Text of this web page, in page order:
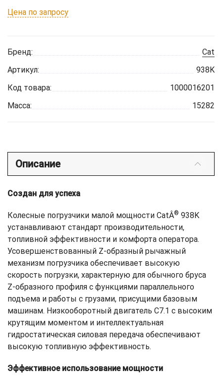
Цена по запросу
Бренд:
Cat
Артикул:
938K
Код товара:
1000016201
Масса:
15282
Описание
Создан для успеха
Колесные погрузчики малой мощности CatÂ® 938K
устанавливают стандарт производительности,
топливной эффективности и комфорта оператора.
Усовершенствованный Z-образный рычажный
механизм погрузчика обеспечивает высокую
скорость погрузки, характерную для обычного бруса
Z-образного профиля с функциями параллельного
подъема и работы с грузами, присущими базовым
машинам. Низкооборотный двигатель C7.1 с высоким
крутящим моментом и интеллектуальная
гидростатическая силовая передача обеспечивают
высокую топливную эффективность.
Эффективное использование мощности